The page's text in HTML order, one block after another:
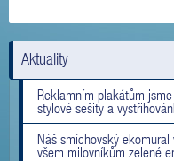
Aktuality
Reklamním plakátům
stylové sešity a
Náš smíchovský
všem milovníkům zelené